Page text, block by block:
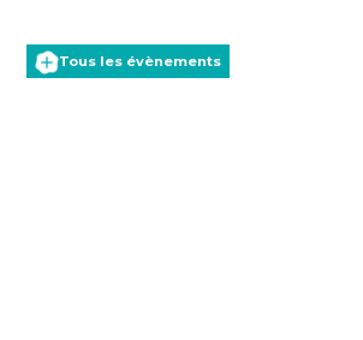
Tous les évènements